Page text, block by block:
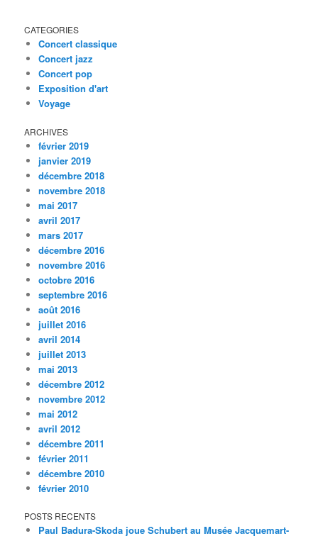
CATEGORIES
Concert classique
Concert jazz
Concert pop
Exposition d'art
Voyage
ARCHIVES
février 2019
janvier 2019
décembre 2018
novembre 2018
mai 2017
avril 2017
mars 2017
décembre 2016
novembre 2016
octobre 2016
septembre 2016
août 2016
juillet 2016
avril 2014
juillet 2013
mai 2013
décembre 2012
novembre 2012
mai 2012
avril 2012
décembre 2011
février 2011
décembre 2010
février 2010
POSTS RECENTS
Paul Badura-Skoda joue Schubert au Musée Jacquemart-